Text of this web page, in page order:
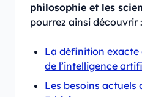
philosophie et les
pourrez ainsi découvrir :
La définition exacte
de l’intelligence
Les besoins actuels